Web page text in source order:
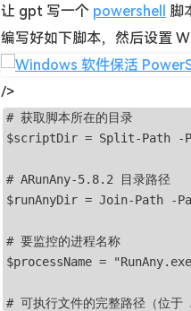
让 gpt 写一个 powershell 脚
编写好如下脚本，然后设置
/>
# 获取脚本所在的目录
$scriptDir = Split-Path -
# ARunAny-5.8.2 目录路径
$runAnyDir = Join-Path -
# 要监控的进程名称
$processName =
# 可执行文件的完整路径（位